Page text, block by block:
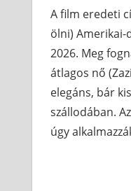
A film eredeti
ölni)
2026. Meg
átlagos nő
elegáns, bár
szállodában.
úgy